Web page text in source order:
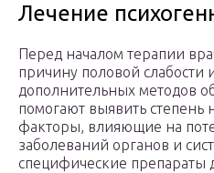
Лечение
Перед началом терапии
причину половой слабости
дополнительных методов
помогают выявить
факторы, влияющие на
заболеваний органов и
специфические препараты